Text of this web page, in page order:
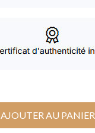
AJOUTER AU PANIER